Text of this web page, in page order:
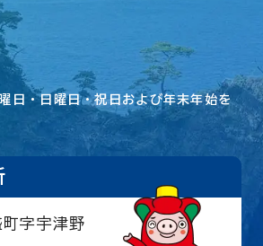
曜日・日曜日・祝日および年末年始を
字宇津野